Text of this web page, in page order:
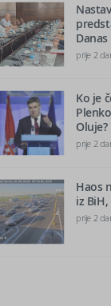
prije 2
Ko je
prije 2
Haos
iz
prije 2